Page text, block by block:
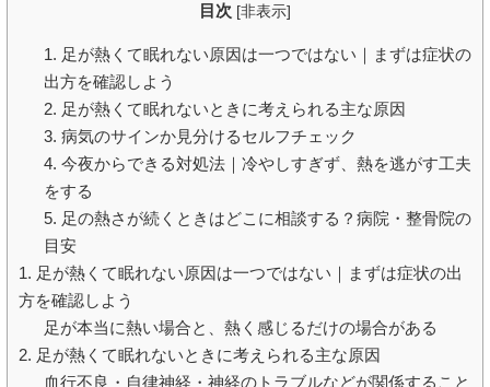
目次 [非表示]
1. 足が熱くて眠れない原因は一つではない｜まずは症状の
出方を確認しよう
2. 足が熱くて眠れないときに考えられる主な原因
3. 病気のサインか見分けるセルフチェック
4. 今夜からできる対処法｜冷やしすぎず、熱を逃がす工夫
をする
5. 足の熱さが続くときはどこに相談する？病院・整骨院の
目安
1. 足が熱くて眠れない原因は一つではない｜まずは症状の出
方を確認しよう
足が本当に熱い場合と、熱く感じるだけの場合がある
2. 足が熱くて眠れないときに考えられる主な原因
血行不良・自律神経・神経のトラブルなどが関係すること